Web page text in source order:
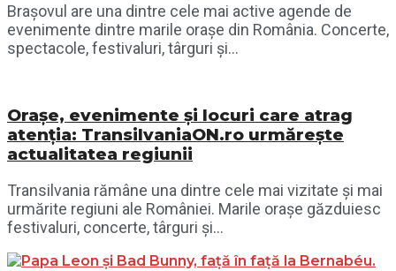
Brașovul are una dintre cele mai active agende de
evenimente dintre marile orașe din România. Concerte,
spectacole, festivaluri, târguri și...
Orașe, evenimente și locuri care atrag
atenția: TransilvaniaON.ro urmărește
actualitatea regiunii
Transilvania rămâne una dintre cele mai vizitate și mai
urmărite regiuni ale României. Marile orașe găzduiesc
festivaluri, concerte, târguri și...